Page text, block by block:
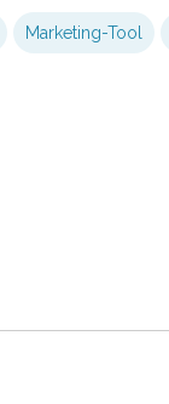
Marketing-Tool